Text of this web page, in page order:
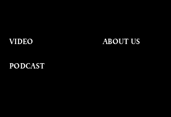
VIDEO
PODCAST
ABOUT US